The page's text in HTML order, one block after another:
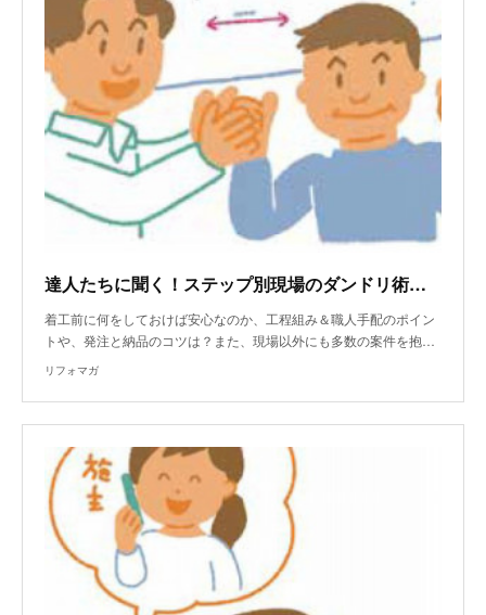
達人たちに聞く！ステップ別現場のダンドリ術～その１～
着工前に何をしておけば安心なのか、工程組み＆職人手配のポイン
トや、発注と納品のコツは？また、現場以外にも多数の案件を抱…
リフォマガ